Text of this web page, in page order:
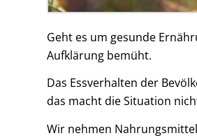
Geht es um gesunde
Aufklärung bemüht.
Das Essverhalten der
das macht die Situation
Wir nehmen